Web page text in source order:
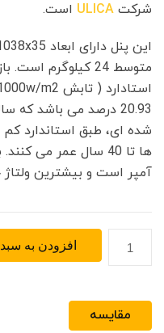
شرکت ULICA است.
متوسط 24 کیلوگرم
20.93 درصد می باشد که
شده ای، طبق استاندارد
آمپر است و بیشترین ولتاژ خروجی آن
خورشیدی
455
افزودن به
مقایسه